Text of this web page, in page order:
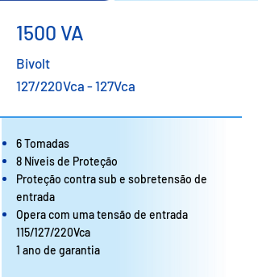
1500 VA
Bivolt
127/220Vca - 127Vca
6 Tomadas
8 Níveis de Proteção
Proteção contra sub e sobretensão de
entrada
Opera com uma tensão de entrada
115/127/220Vca
1 ano de garantia